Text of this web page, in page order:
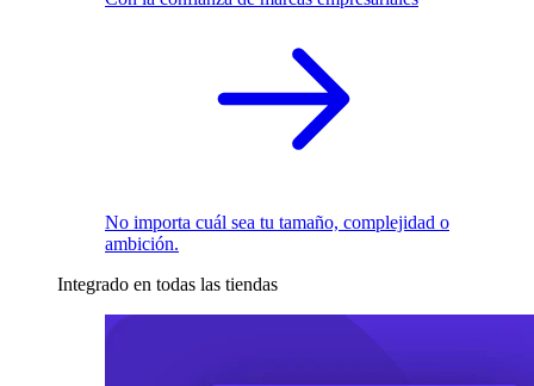
No importa cuál sea tu tamaño, complejidad o
ambición.
Integrado en todas las tiendas